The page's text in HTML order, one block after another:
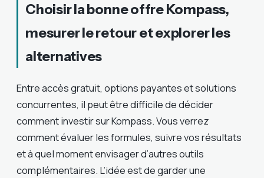
Choisir la bonne offre Kompass,
mesurer le retour et explorer les
alternatives
Entre accès gratuit, options payantes et solutions
concurrentes, il peut être difficile de décider
comment investir sur Kompass. Vous verrez
comment évaluer les formules, suivre vos résultats
et à quel moment envisager d’autres outils
complémentaires. L’idée est de garder une